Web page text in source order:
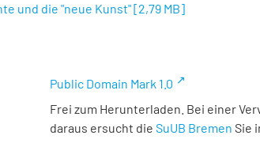
und die "neue Kunst"[2,79 MB]
Public Domain Mark 1.0
Frei zum Herunterladen. Bei einer
daraus ersucht die SuUB Bremen Sie